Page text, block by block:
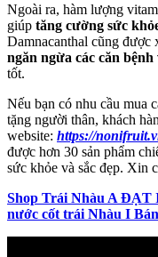
Ngoài ra, hàm lượng
giúp tăng cường sức
Damnacanthal cũng được
ngăn ngừa các căn bệnh
tốt.
Nếu bạn có nhu cầu mua
tặng người thân, khách
website: https://
được hơn 30 sản phẩm
sức khỏe và sắc đẹp. Xin
Shop Trái Nhàu A ĐẠT
nước cốt trái Nhàu I